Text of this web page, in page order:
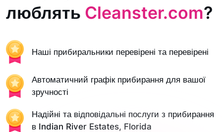
люблять Cleanster.com?
Наші прибиральники перевірені та перевірені
Автоматичний графік прибирання для вашої
зручності
Надійні та відповідальні послуги з прибирання
в Indian River Estates, Florida